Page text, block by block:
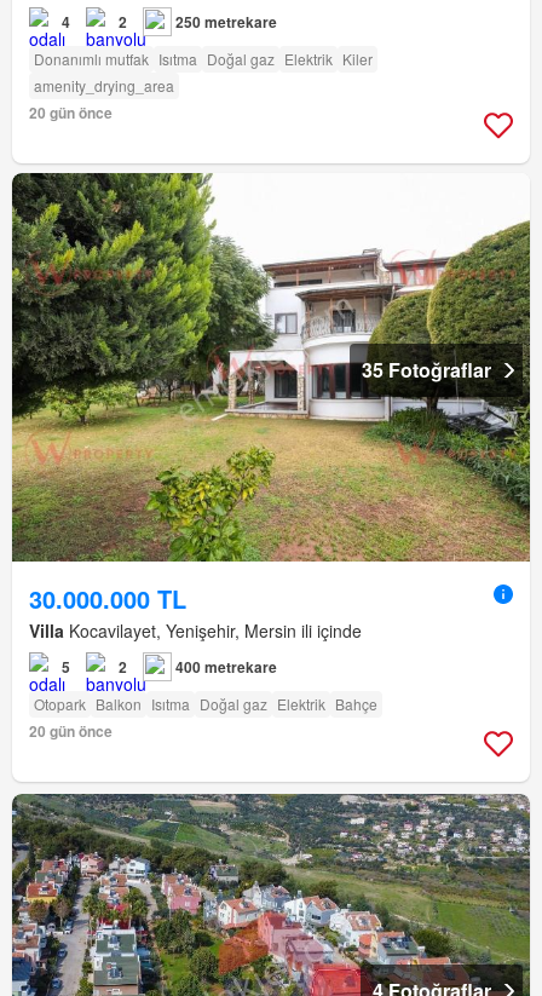
4 2 250 metrekare
Donanımlı mutfak Isıtma Doğal gaz Elektrik Kiler
amenity_drying_area
20 gün önce
35 Fotoğraflar
30.000.000 TL
Villa Kocavilayet, Yenişehir, Mersin ili içinde
5 2 400 metrekare
Otopark Balkon Isıtma Doğal gaz Elektrik Bahçe
20 gün önce